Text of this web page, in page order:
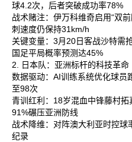
球4.2次，后者突破成功率78%‌
战术赌注‌：伊万科维奇启用“双
刺速度仍保持31km/h‌
关键变量‌：3月20日客战沙特需
国足平局概率预测达45%‌
2. 日本队：亚洲标杆的科技革命
数据驱动‌：AI训练系统优化球员
至98次‌
青训红利‌：18岁混血中锋藤村
91%碾压亚洲防线‌
战术降维‌：对阵澳大利亚时控
纪录‌